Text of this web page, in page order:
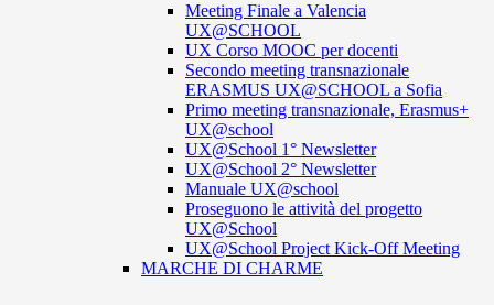
Meeting Finale a Valencia
UX@SCHOOL
UX Corso MOOC per docenti
Secondo meeting transnazionale
ERASMUS UX@SCHOOL a Sofia
Primo meeting transnazionale, Erasmus+
UX@school
UX@School 1° Newsletter
UX@School 2° Newsletter
Manuale UX@school
Proseguono le attività del progetto
UX@School
UX@School Project Kick-Off Meeting
MARCHE DI CHARME